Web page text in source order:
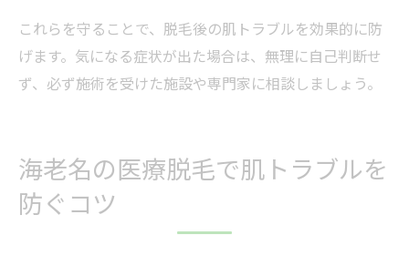
これらを守ることで、脱毛後の肌トラブルを効果的に防
げます。気になる症状が出た場合は、無理に自己判断せ
ず、必ず施術を受けた施設や専門家に相談しましょう。
海老名の医療脱毛で肌トラブルを
防ぐコツ